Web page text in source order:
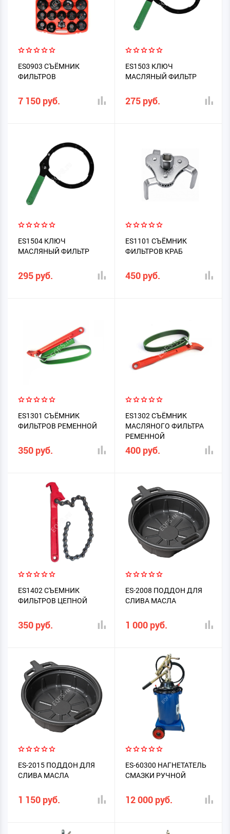
ES0903 СЪЁМНИК
ФИЛЬТРОВ
7 150 руб.
ES1503 КЛЮЧ
МАСЛЯНЫЙ ФИЛЬТР
275 руб.
ES1504 КЛЮЧ
МАСЛЯНЫЙ ФИЛЬТР
295 руб.
ES1101 СЪЁМНИК
ФИЛЬТРОВ КРАБ
450 руб.
ES1301 СЪЁМНИК
ФИЛЬТРОВ РЕМЕННОЙ
350 руб.
ES1302 СЪЁМНИК
МАСЛЯНОГО ФИЛЬТРА
РЕМЕННОЙ
400 руб.
ES1402 СЪЕМНИК
ФИЛЬТРОВ ЦЕПНОЙ
350 руб.
ES-2008 ПОДДОН ДЛЯ
СЛИВА МАСЛА
1 000 руб.
ES-2015 ПОДДОН ДЛЯ
СЛИВА МАСЛА
1 150 руб.
ES-60300 НАГНЕТАТЕЛЬ
СМАЗКИ РУЧНОЙ
12 000 руб.